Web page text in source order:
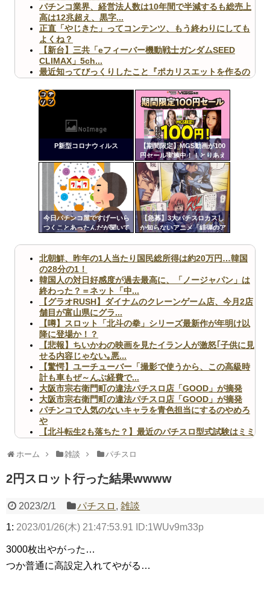
パチンコ業界、経営法人数は10年間で半減するも総売上
高は12兆超え、黒字...
正直「やじきた」ってコンテンツ、もう終わりにしても
よくね？
【新台】三共「eフィーバー機動戦士ガンダムSEED
CLIMAX」5ch...
最近知ってびっくりしたこと『ポカリスエットを作るの
【ヤバ杉】日本の無車検車「実は俺たち20万台も走って
ますｗ」←これどうす...
【閲覧注意】俺が近くにいると機械が壊れるんだけどさ
【画像】ペプシコーラ社、「こういうのでいいんだよ」
な新商品を発売
Powered by livedoor 相互RSS
P新型コロナウィルス
【期間限定】MGS動画が100
円セール実施中！！とりあえ
ず全部買うやろｗｗｗｗｗ
今日パチンコ屋ですげーいら
つくことあったんだが聞いて
【急募】3大パチスロカスし
か知らないアニメ「緋弾のア
ールズ」
更新
ツー
北朝鮮、昨年の1人当たり国民総所得は約20万円…韓国
の28分の1！
韓国人の対日好感度が過去最高に、「ノージャパン」は
終わった？＝ネット「中...
【グラオRUSH】ダイナムのクレーンゲーム店、今月2店
舗目が富山県にグラ...
【噂】スロット「北斗の拳」シリーズ最新作が年明け以
降に登場か！？
【悲報】ちいかわの映画を見たイラン人が激怒｢子供に見
せる内容じゃない｡悪...
【驚愕】ユーチューバー「撮影で使うから、この高級時
計も車もぜ～んぶ経費で...
大阪市宗右衛門町の違法パチスロ店「GOOD」が摘発
大阪市宗右衛門町の違法パチスロ店「GOOD」が摘発
パチンコで人気のないキャラを青色担当にするのやめろ
や
【北斗転生2も落ちた？】最近のパチスロ型式試験はミミ
無職のパチンコカス(22)なんやが、ワイの人生どれくら
AngelBeats!とかいうクソアニメの思い出ｗｗｗ
ホーム 雑談 パチスロ
2円スロット行った結果wwww
2023/2/1 パチスロ ,雑談
1: 2023/01/26(木) 21:47:53.91 ID:1WUv9m33p
3000枚出やがった…
つか普通に高設定入れてやがる…